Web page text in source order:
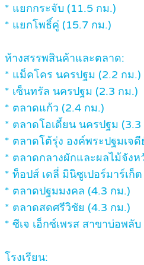
* แยกกระจับ (11.5 กม.)
* แยกโพธิ์คู่ (15.7 กม.)
ห้างสรรพสินค้าและตลาด:
* แม็คโคร นครปฐม (2.2 กม.)
* เซ็นทรัล นครปฐม (2.3 กม.)
* ตลาดแก้ว (2.4 กม.)
* ตลาดโอเดี้ยน นครปฐม (3.3
* ตลาดโต้รุ่ง องค์พระปฐมเจ
* ตลาดกลางผักและผลไม้จัง
* ท็อปส์ เดลี่ มินิซูเปอร์มาร์เก็
* ตลาดปฐมมงคล (4.3 กม.)
* ตลาดสดศรีวิชัย (4.3 กม.)
* ซีเจ เอ็กซ์เพรส สาขาบ่อพลั
โรงเรียน: